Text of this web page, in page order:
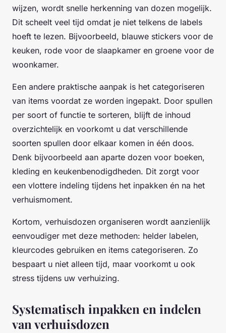
wijzen, wordt snelle herkenning van dozen mogelijk.
Dit scheelt veel tijd omdat je niet telkens de labels
hoeft te lezen. Bijvoorbeeld, blauwe stickers voor de
keuken, rode voor de slaapkamer en groene voor de
woonkamer.
Een andere praktische aanpak is het categoriseren
van items voordat ze worden ingepakt. Door spullen
per soort of functie te sorteren, blijft de inhoud
overzichtelijk en voorkomt u dat verschillende
soorten spullen door elkaar komen in één doos.
Denk bijvoorbeeld aan aparte dozen voor boeken,
kleding en keukenbenodigdheden. Dit zorgt voor
een vlottere indeling tijdens het inpakken én na het
verhuismoment.
Kortom, verhuisdozen organiseren wordt aanzienlijk
eenvoudiger met deze methoden: helder labelen,
kleurcodes gebruiken en items categoriseren. Zo
bespaart u niet alleen tijd, maar voorkomt u ook
stress tijdens uw verhuizing.
Systematisch inpakken en indelen
van verhuisdozen